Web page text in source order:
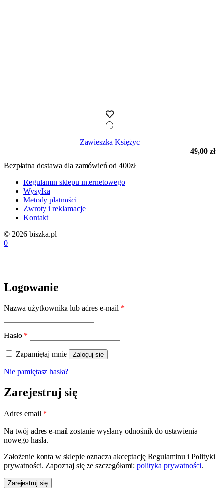
Zawieszka Księżyc
49,00 zł
Bezpłatna dostawa dla zamówień od 400zł
Regulamin sklepu internetowego
Wysyłka
Metody płatności
Zwroty i reklamacje
Kontakt
© 2026 biszka.pl
0
Logowanie
Nazwa użytkownika lub adres e-mail *
Hasło *
Zapamiętaj mnie Zaloguj się
Nie pamiętasz hasła?
Zarejestruj się
Adres email *
Na twój adres e-mail zostanie wysłany odnośnik do ustawienia
nowego hasła.
Założenie konta w sklepie oznacza akceptację Regulaminu i Polityki
prywatności. Zapoznaj się ze szczegółami: polityka prywatności.
Zarejestruj się